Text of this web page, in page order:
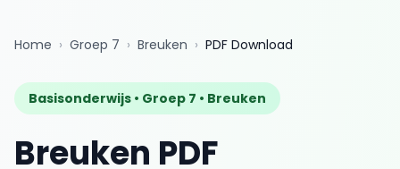
Home › Groep 7 › Breuken › PDF Download
Basisonderwijs • Groep 7 • Breuken
Breuken PDF